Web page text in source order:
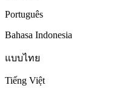
Português
Bahasa Indonesia
แบบไทย
Tiếng Việt